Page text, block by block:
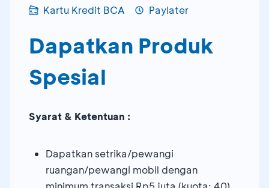
Kartu Kredit BCA Paylater
Dapatkan Produk
Spesial
Syarat & Ketentuan :
Dapatkan setrika/pewangi
ruangan/pewangi mobil dengan